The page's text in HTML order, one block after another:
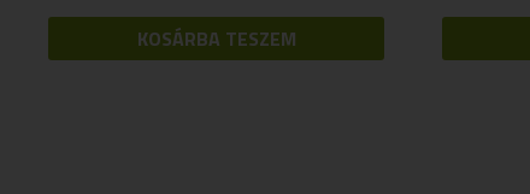
KOSÁRBA TESZEM